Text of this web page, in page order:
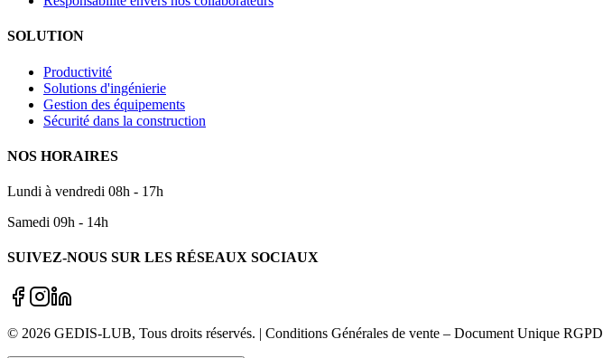
SOLUTION
Productivité
Solutions d'ingénierie
Gestion des équipements
Sécurité dans la construction
NOS HORAIRES
Lundi à vendredi 08h - 17h
Samedi 09h - 14h
SUIVEZ-NOUS SUR LES RÉSEAUX SOCIAUX
© 2026 GEDIS-LUB, Tous droits réservés. | Conditions Générales de vente – Document Unique RGPD